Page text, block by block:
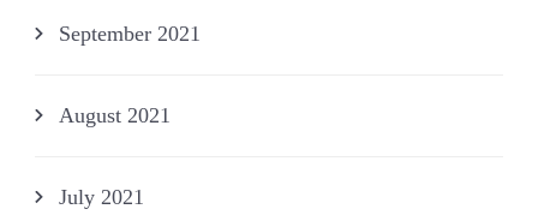
September 2021
August 2021
July 2021